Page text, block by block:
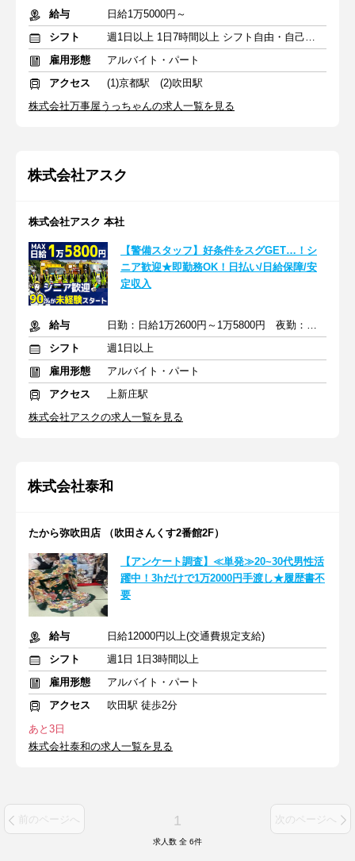
給与
日給1万5000円～
シフト
週1日以上 1日7時間以上 シフト自由・自己申告
雇用形態
アルバイト・パート
アクセス
(1)京都駅 (2)吹田駅
株式会社万事屋うっちゃんの求人一覧を見る
株式会社アスク
株式会社アスク 本社
【警備スタッフ】好条件をスグGET…！シ
ニア歓迎★即勤務OK！日払い/日給保障/安
定収入
給与
日勤：日給1万2600円～1万5800円 夜勤：日給1万4475～1万7175円
シフト
週1日以上
雇用形態
アルバイト・パート
アクセス
上新庄駅
株式会社アスクの求人一覧を見る
株式会社泰和
たから弥吹田店 （吹田さんくす2番館2F）
【アンケート調査】≪単発≫20~30代男性活
躍中！3hだけで1万2000円手渡し★履歴書不
要
給与
日給12000円以上(交通費規定支給)
シフト
週1日 1日3時間以上
雇用形態
アルバイト・パート
アクセス
吹田駅 徒歩2分
あと3日
株式会社泰和の求人一覧を見る
前のページへ 1 次のページへ
求人数 全 6件